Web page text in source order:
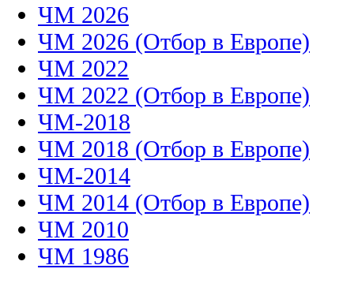
ЧМ 2026
ЧМ 2026 (Отбор в Европе)
ЧМ 2022
ЧМ 2022 (Отбор в Европе)
ЧМ-2018
ЧМ 2018 (Отбор в Европе)
ЧМ-2014
ЧМ 2014 (Отбор в Европе)
ЧМ 2010
ЧМ 1986